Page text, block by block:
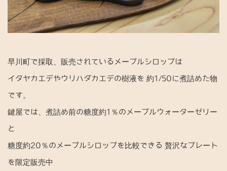
早川町で採取、販売されているメープルシロップは
イタヤカエデやウリハダカエデの樹液を 約1/50に煮詰めた物
です。
鍵屋では、煮詰め前の糖度約1％のメープルウォーターゼリー
と
糖度約20％のメープルシロップを比較できる 贅沢なプレート
を限定販売中